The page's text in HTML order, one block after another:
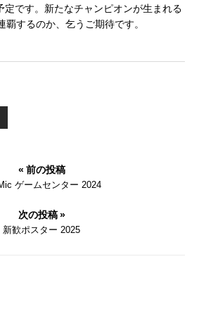
定です。新たなチャンピオンが生まれる
するのか、乞うご期待です。
« 前の投稿
ゲームセンター 2024
次の投稿 »
新歓ポスター 2025